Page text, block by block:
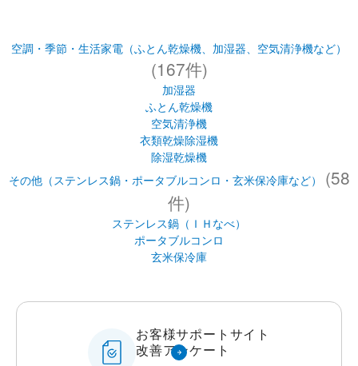
空調・季節・生活家電（ふとん乾燥機、加湿器、空気清浄機など）
(167件)
加湿器
ふとん乾燥機
空気清浄機
衣類乾燥除湿機
除湿乾燥機
その他（ステンレス鍋・ポータブルコンロ・玄米保冷庫など）
(58
件)
ステンレス鍋（ＩＨなべ）
ポータブルコンロ
玄米保冷庫
お客様サポートサイト
改善アンケート